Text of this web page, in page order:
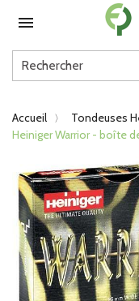

Accueil Tondeuses
Heiniger Warrior - boîte